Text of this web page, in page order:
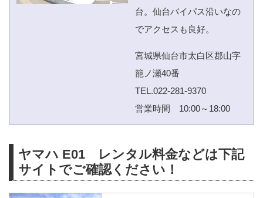
台。仙台バイパス沿いなの
でアクセスも良好。
宮城県仙台市太白区郡山字
籠ノ瀬40番
TEL.022-281-9370
営業時間 10:00～18:00
ヤマハ E01 レンタル料金などは下記
サイトでご確認ください！